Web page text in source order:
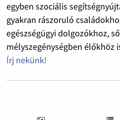
egyben szociális
gyakran rászoruló
egészségügyi dolgozókhoz,
mélyszegénységben élőkhöz
Írj nekünk!